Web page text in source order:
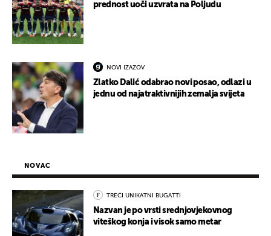
prednost uoči uzvrata na Poljudu
NOVI IZAZOV
Zlatko Dalić odabrao novi posao, odlazi u
jednu od najatraktivnijih zemalja svijeta
NOVAC
TREĆI UNIKATNI BUGATTI
Nazvan je po vrsti srednjovjekovnog
viteškog konja i visok samo metar